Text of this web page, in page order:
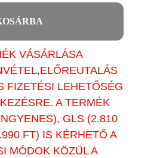
VÁSÁRLÁSA
FIZETÉSI LEHETŐSÉG
A TERMÉK
GLS (2.810
FT) IS KÉRHETŐ A
MÓDOK KÖZÜL A